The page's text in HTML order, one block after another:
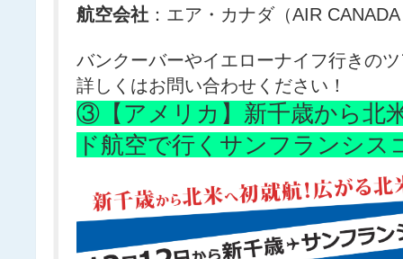
航空会社 ：エア・カナダ（AIR
バンクーバーやイエローナイフ行きの
詳しくはお問い合わせください！
③【アメリカ】新千歳から北
ド航空で行くサンフランシス